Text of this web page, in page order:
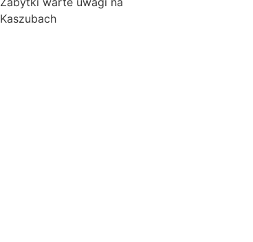
Kaszubach